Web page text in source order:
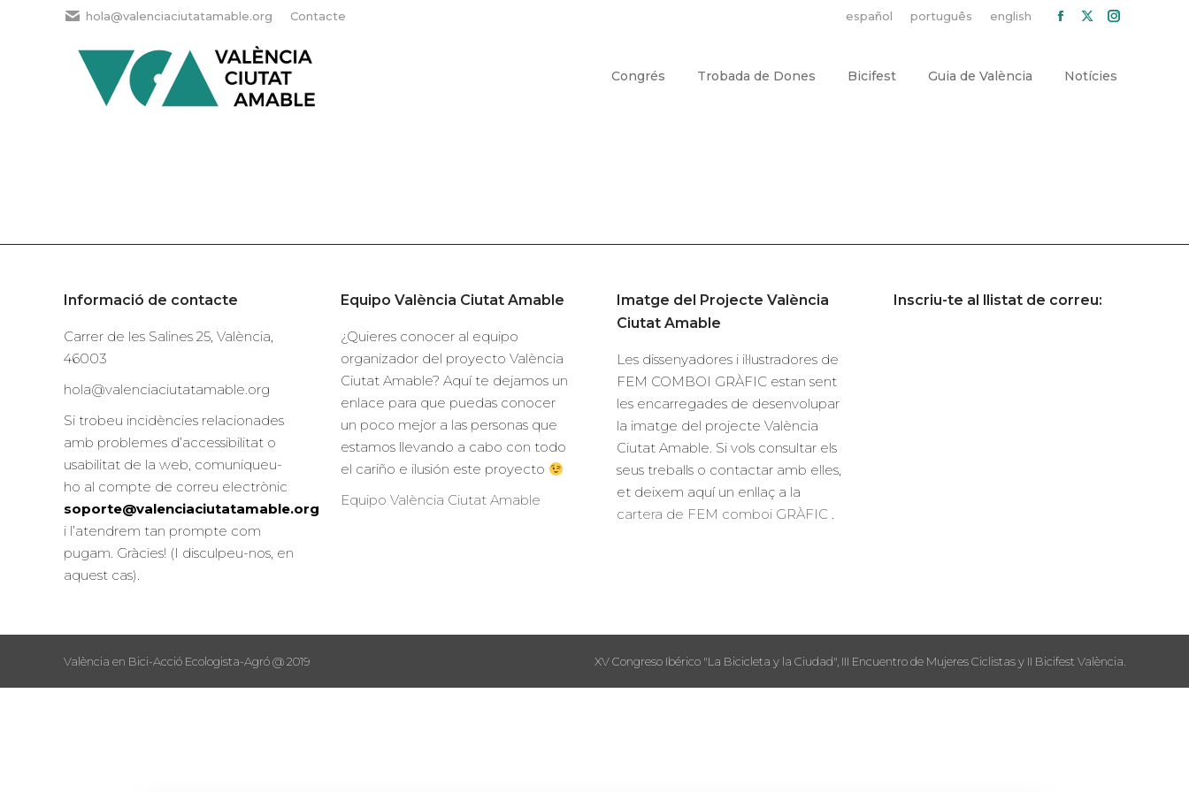
hola@valenciaciutatamable.org Contacte español português english
Facebook
opens
X
opensopens
Congrés Trobada de Dones Bicifest Guia de València Notícies
Informació de contacte
Carrer de les Salines 25, València,
46003
hola@valenciaciutatamable.org
Si trobeu incidències relacionades
amb problemes d’accessibilitat o
usabilitat de la web, comuniqueu-
ho al compte de correu electrònic
soporte@valenciaciutatamable.org
i l’atendrem tan prompte com
pugam. Gràcies! (I disculpeu-nos, en
aquest cas).
Equipo València Ciutat Amable
¿Quieres conocer al equipo
organizador del proyecto València
Ciutat Amable? Aquí te dejamos un
enlace para que puedas conocer
un poco mejor a las personas que
estamos llevando a cabo con todo
el cariño e ilusión este proyecto
Equipo València Ciutat Amable
Imatge del Projecte València
Ciutat Amable
Les dissenyadores i il·lustradores de
FEM COMBOI GRÀFIC estan sent
les encarregades de desenvolupar
la imatge del projecte València
Ciutat Amable. Si vols consultar els
seus treballs o contactar amb elles,
et deixem aquí un enllaç a la
cartera de FEM comboi GRÀFIC .
Inscriu-te al llistat de correu:
València en Bici-Acció Ecologista-Agró @ 2019 XV Congreso Ibérico "La Bicicleta y la Ciudad", III Encuentro de Mujeres Ciclistas y II Bicifest València.